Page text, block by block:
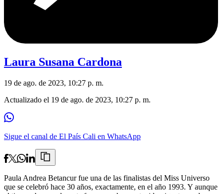
Laura Susana Cardona
19 de ago. de 2023, 10:27 p. m.
Actualizado el 19 de ago. de 2023, 10:27 p. m.
Sigue el canal de El País Cali en WhatsApp
Paula Andrea Betancur fue una de las finalistas del Miss Universo
que se celebró hace 30 años, exactamente, en el año 1993. Y aunque